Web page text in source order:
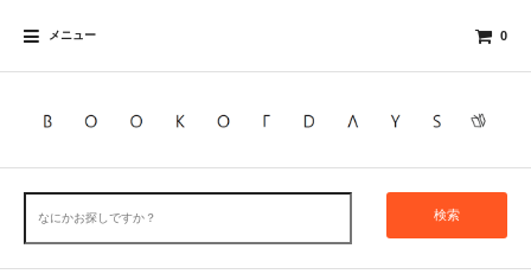
メニュー 0
検索